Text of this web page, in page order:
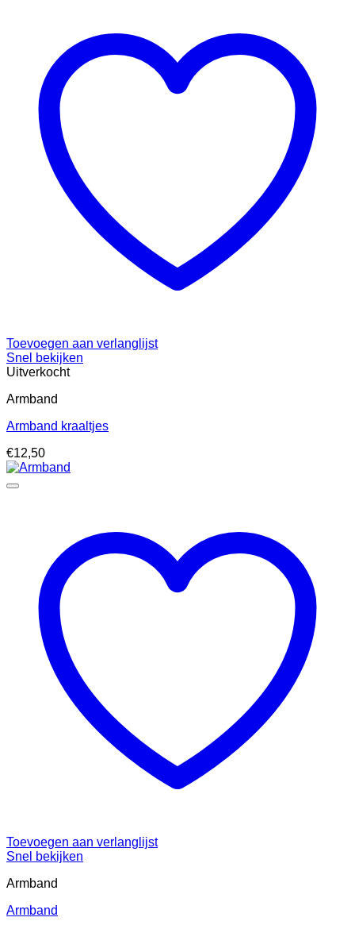
Toevoegen aan verlanglijst
Snel bekijken
Uitverkocht
Armband
Armband kraaltjes
€12,50
Toevoegen aan verlanglijst
Snel bekijken
Armband
Armband